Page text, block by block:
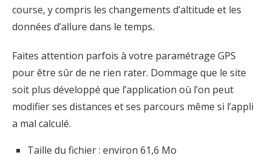
course, y compris les changements d’altitude et les
données d’allure dans le temps.
Faites attention parfois à votre paramétrage GPS
pour être sûr de ne rien rater. Dommage que le site
soit plus développé que l’application où l’on peut
modifier ses distances et ses parcours même si l’appli
a mal calculé.
Taille du fichier : environ 61,6 Mo